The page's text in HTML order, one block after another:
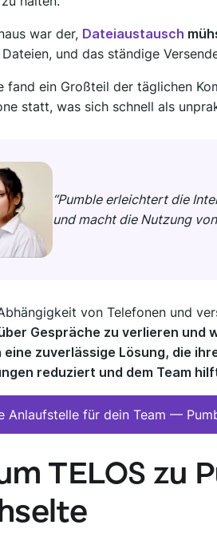
war der, Dateiaustausch
und das ständige
fand ein Großteil der täglichen
statt, was sich schnell als
“Pumble erleichtert die
und macht die Nutzung
von Telefonen und
Gespräche zu verlieren und
zuverlässige Lösung, die
reduziert und dem Team
Anlaufstelle für dein Team —
TELOS zu